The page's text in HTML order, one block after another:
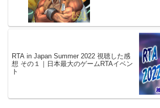
RTA in Japan Summer 2022 視聴した感
想 その１｜日本最大のゲームRTAイベン
ト